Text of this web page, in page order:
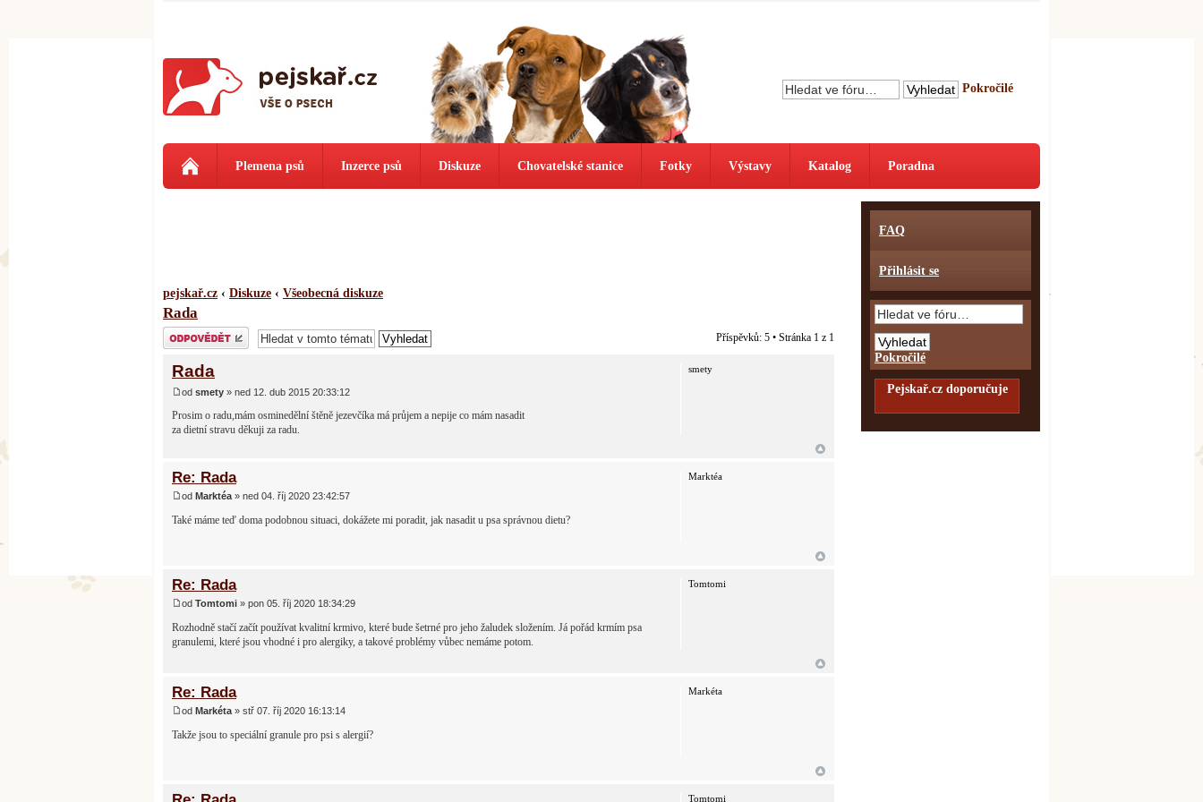
Pokročilé
Plemena psů Inzerce psů Diskuze Chovatelské stanice Fotky Výstavy Katalog Poradna
pejskař.cz ‹ Diskuze ‹ Všeobecná diskuze
Rada
Odeslat odpověď Příspěvků: 5 • Stránka 1 z 1
Rada
od smety » ned 12. dub 2015 20:33:12
Prosim o radu,mám osminedělní štěně jezevčíka má průjem a nepije co mám nasadit
za dietní stravu děkuji za radu.
smety
Re: Rada
od Marktéa » ned 04. říj 2020 23:42:57
Také máme teď doma podobnou situaci, dokážete mi poradit, jak nasadit u psa správnou dietu?
Marktéa
Re: Rada
od Tomtomi » pon 05. říj 2020 18:34:29
Rozhodně stačí začít používat kvalitní krmivo, které bude šetrné pro jeho žaludek složením. Já pořád krmím psa
granulemi, které jsou vhodné i pro alergiky, a takové problémy vůbec nemáme potom.
Tomtomi
Re: Rada
od Markéta » stř 07. říj 2020 16:13:14
Takže jsou to speciální granule pro psi s alergií?
Markéta
Tomtomi
FAQ
Přihlásit se
Pokročilé
Pejskař.cz doporučuje